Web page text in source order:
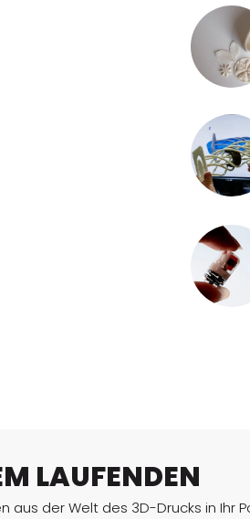
LAUFENDEN
aus der Welt des 3D-Drucks in Ihr